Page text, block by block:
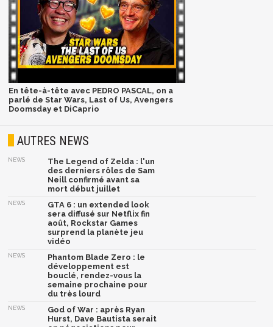
En tête-à-tête avec PEDRO PASCAL, on a
parlé de Star Wars, Last of Us, Avengers
Doomsday et DiCaprio
AUTRES NEWS
NEWS
The Legend of Zelda : l'un
des derniers rôles de Sam
Neill confirmé avant sa
mort début juillet
NEWS
GTA 6 : un extended look
sera diffusé sur Netflix fin
août, Rockstar Games
surprend la planète jeu
vidéo
NEWS
Phantom Blade Zero : le
développement est
bouclé, rendez-vous la
semaine prochaine pour
du très lourd
NEWS
God of War : après Ryan
Hurst, Dave Bautista serait